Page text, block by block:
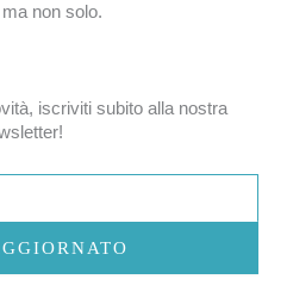
non solo.
iscriviti subito alla nostra